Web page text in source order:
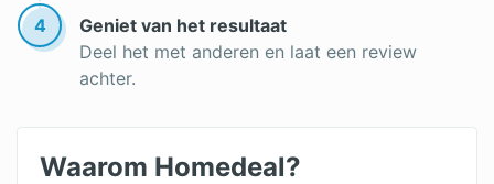
Schildersbedrijf
Onderhoudscontract
4
Geniet van het resultaat
Deel het met anderen en laat een review
achter.
Waarom Homedeal?